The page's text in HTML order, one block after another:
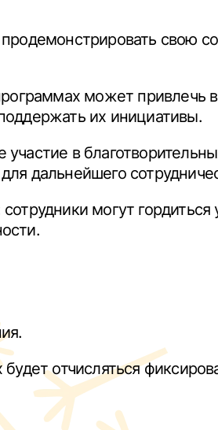
свою
может
их инициативы.
в
дальнейшего
могут
отчисляться